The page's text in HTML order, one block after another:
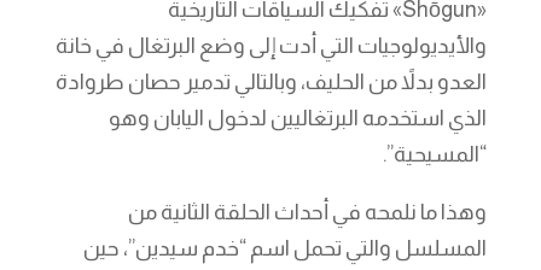
«Shōgun» تفكيك السياقات التاريخية
والأيديولوجيات التي أدت إلى وضع البرتغال في خانة
العدو بدلاً من الحليف، وبالتالي تدمير حصان طروادة
الذي استخدمه البرتغاليين لدخول اليابان وهو
“المسيحية”.
وهذا ما نلمحه في أحداث الحلقة الثانية من
المسلسل والتي تحمل اسم “خدم سيدين”، حين